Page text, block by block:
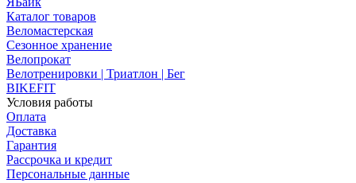
Каталог товаров
Веломастерская
Сезонное хранение
Велопрокат
Велотренировки | Триатлон | Бег
BIKEFIT
Условия работы
Оплата
Доставка
Гарантия
Рассрочка и кредит
Персональные данные